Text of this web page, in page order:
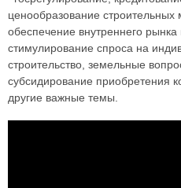
ценообразование строительных
обеспечение внутреннего
стимулирование спроса на
строительство, земельные
субсидирование приобретения
другие важные темы.